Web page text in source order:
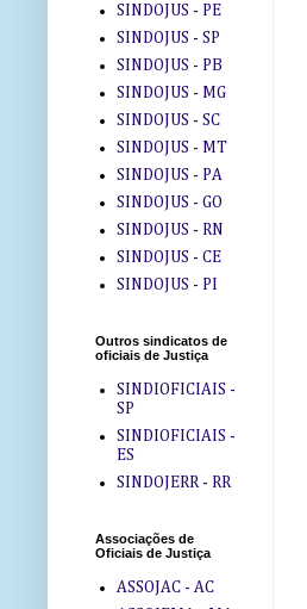
SINDOJUS - PE
SINDOJUS - SP
SINDOJUS - PB
SINDOJUS - MG
SINDOJUS - SC
SINDOJUS - MT
SINDOJUS - PA
SINDOJUS - GO
SINDOJUS - RN
SINDOJUS - CE
SINDOJUS - PI
Outros sindicatos de
oficiais de Justiça
SINDIOFICIAIS -
SP
SINDIOFICIAIS -
ES
SINDOJERR - RR
Associações de
Oficiais de Justiça
ASSOJAC - AC